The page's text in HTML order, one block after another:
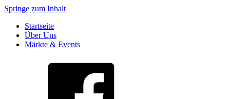
Springe zum Inhalt
Startseite
Über Uns
Märkte & Events